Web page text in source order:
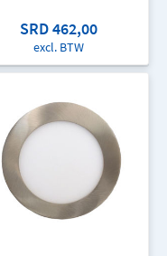
SRD 462,00
excl. BTW